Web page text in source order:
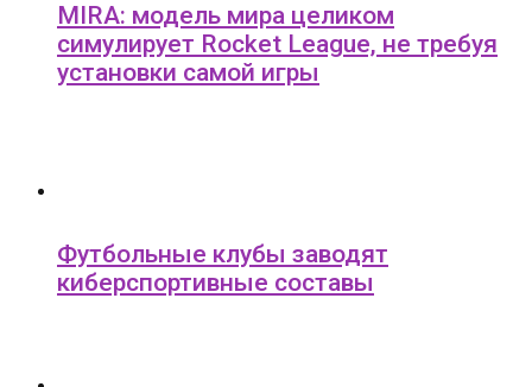
MIRA: модель мира целиком
симулирует Rocket League, не требуя
установки самой игры
Футбольные клубы заводят
киберспортивные составы